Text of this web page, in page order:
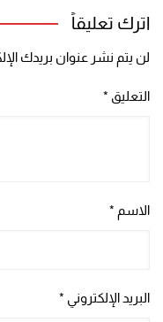
اترك تعليقاً
لن يتم نشر عنوان بريدك
التعليق *
الاسم *
البريد الإلكتروني *